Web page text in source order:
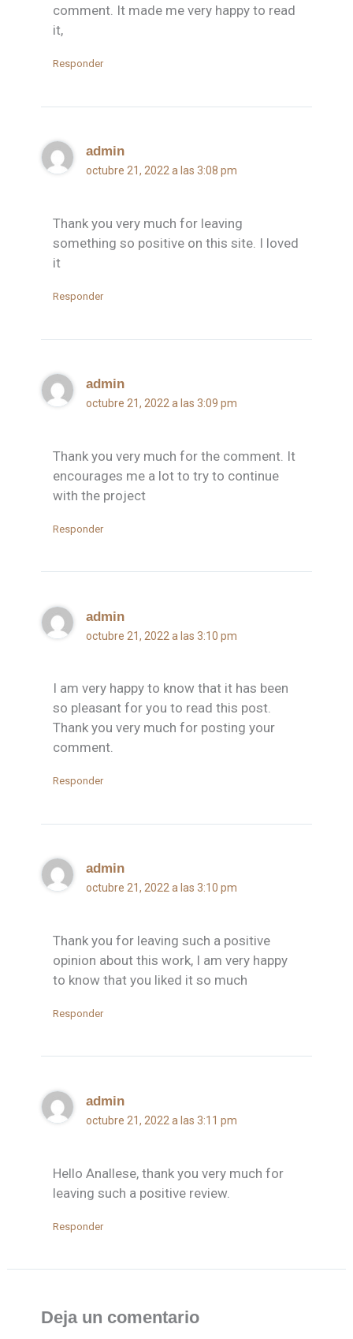
comment. It made me very happy to read
it,
Responder
admin
octubre 21, 2022 a las 3:08 pm
Thank you very much for leaving
something so positive on this site. I loved
it
Responder
admin
octubre 21, 2022 a las 3:09 pm
Thank you very much for the comment. It
encourages me a lot to try to continue
with the project
Responder
admin
octubre 21, 2022 a las 3:10 pm
I am very happy to know that it has been
so pleasant for you to read this post.
Thank you very much for posting your
comment.
Responder
admin
octubre 21, 2022 a las 3:10 pm
Thank you for leaving such a positive
opinion about this work, I am very happy
to know that you liked it so much
Responder
admin
octubre 21, 2022 a las 3:11 pm
Hello Anallese, thank you very much for
leaving such a positive review.
Responder
Deja un comentario